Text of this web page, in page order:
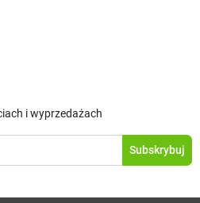
i wyprzedażach